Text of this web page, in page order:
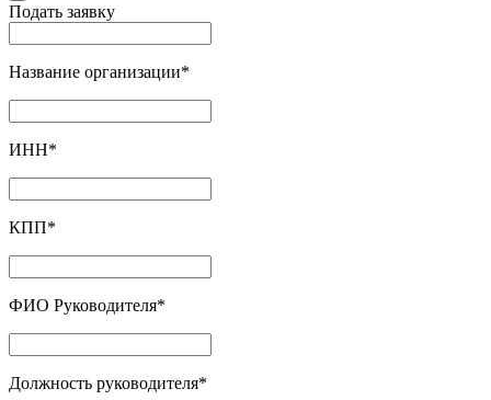
Подать заявку
Название организации*
ИНН*
КПП*
ФИО Руководителя*
Должность руководителя*